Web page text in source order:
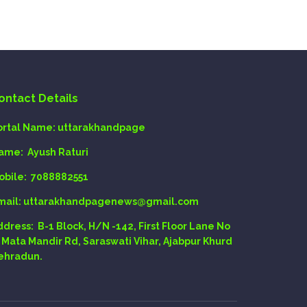
Details
Name: uttarakhandpage
Ayush Raturi
7088882551
: uttarakhandpagenews@gmail.com
B-1 Block, H/N -142, First Floor Lane No
Mata Mandir Rd, Saraswati Vihar, Ajabpur Khurd